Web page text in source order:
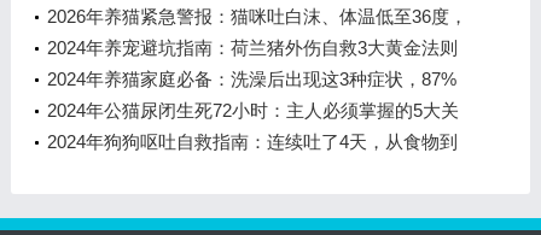
步识别风险与科学处置方案
2026年养猫紧急警报：猫咪吐白沫、体温低至36度，
这3种致命病可能已上门
2024年养宠避坑指南：荷兰猪外伤自救3大黄金法则
与7天愈合方案
2024年养猫家庭必备：洗澡后出现这3种症状，87%
的猫咪需要紧急干预
2024年公猫尿闭生死72小时：主人必须掌握的5大关
键信号与科学应对指南
2024年狗狗呕吐自救指南：连续吐了4天，从食物到